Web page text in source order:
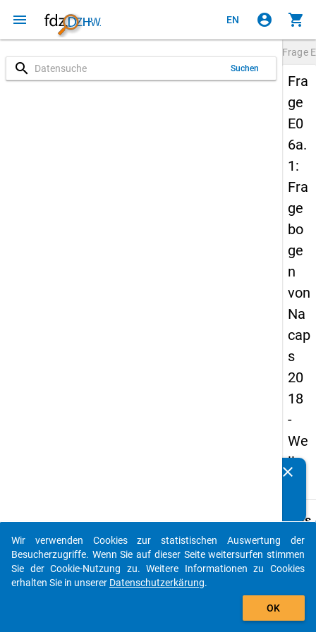
menu EN account_circle shopping_cart
search Suchen
Frage
Fra
ge
E0
6a.
1:
Fra
ge
bo
ge
n
von
Na
cap
s
20
18
-
We
lle
Details
clear
auto_stories
add_shopping_cart
Wir verwenden Cookies zur statistischen Auswertung der
Besucherzugriffe. Wenn Sie auf dieser Seite weitersurfen stimmen
Sie der Cookie-Nutzung zu. Weitere Informationen zu Cookies
erhalten Sie in unserer Datenschutzerkärung.
OK